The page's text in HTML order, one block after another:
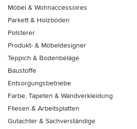
Möbel & Wohnaccessoires
Parkett & Holzböden
Polsterer
Produkt- & Möbeldesigner
Teppich & Bodenbeläge
Baustoffe
Entsorgungsbetriebe
Farbe, Tapeten & Wandverkleidung
Fliesen & Arbeitsplatten
Gutachter & Sachverständige